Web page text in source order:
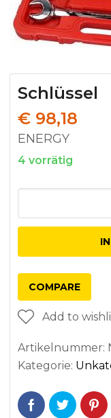
Schlüssel
€ 98,18
ENERGY
4 vorrätig
Menge
COMPARE
Add to
Artikelnummer:
Kategorie: